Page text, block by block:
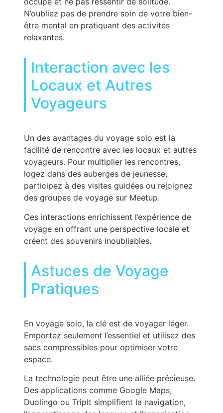
N’oubliez pas de prendre soin de votre bien-
être mental en pratiquant des activités
relaxantes.
Interaction avec les
Locaux et Autres
Voyageurs
Un des avantages du voyage solo est la
facilité de rencontre avec les locaux et autres
voyageurs. Pour multiplier les rencontres,
logez dans des auberges de jeunesse,
participez à des visites guidées ou rejoignez
des groupes de voyage sur Meetup.
Ces interactions enrichissent l’expérience de
voyage en offrant une perspective locale et
créent des souvenirs inoubliables.
Astuces de Voyage
Pratiques
En voyage solo, la clé est de voyager léger.
Emportez seulement l’essentiel et utilisez des
sacs compressibles pour optimiser votre
espace.
La technologie peut être une alliée précieuse.
Des applications comme Google Maps,
Duolingo ou TripIt simplifient la navigation,